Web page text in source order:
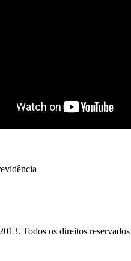
Todos os direitos reservados